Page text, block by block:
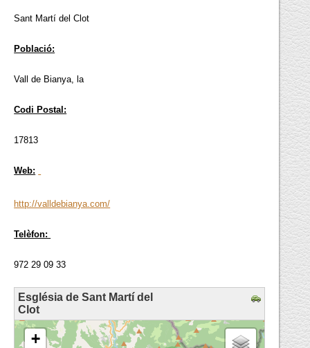
Sant Martí del Clot
Població:
Vall de Bianya, la
Codi Postal:
17813
Web:
http://valldebianya.com/
Telèfon:
972 29 09 33
Església de Sant Martí del
Clot
loading map - please wait...
+